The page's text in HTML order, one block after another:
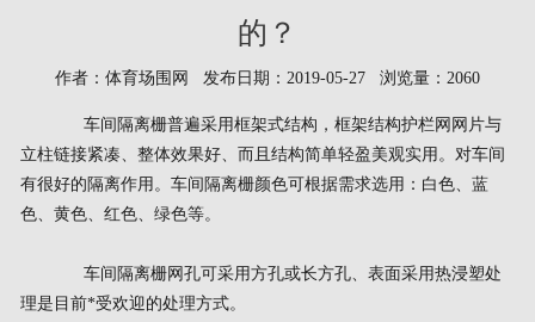
的？
作者：体育场围网 发布日期：2019-05-27 浏览量：2060
车间隔离栅普遍采用框架式结构，框架结构护栏网网片与
立柱链接紧凑、整体效果好、而且结构简单轻盈美观实用。对车间
有很好的隔离作用。车间隔离栅颜色可根据需求选用：白色、蓝
色、黄色、红色、绿色等。
车间隔离栅网孔可采用方孔或长方孔、表面采用热浸塑处
理是目前*受欢迎的处理方式。